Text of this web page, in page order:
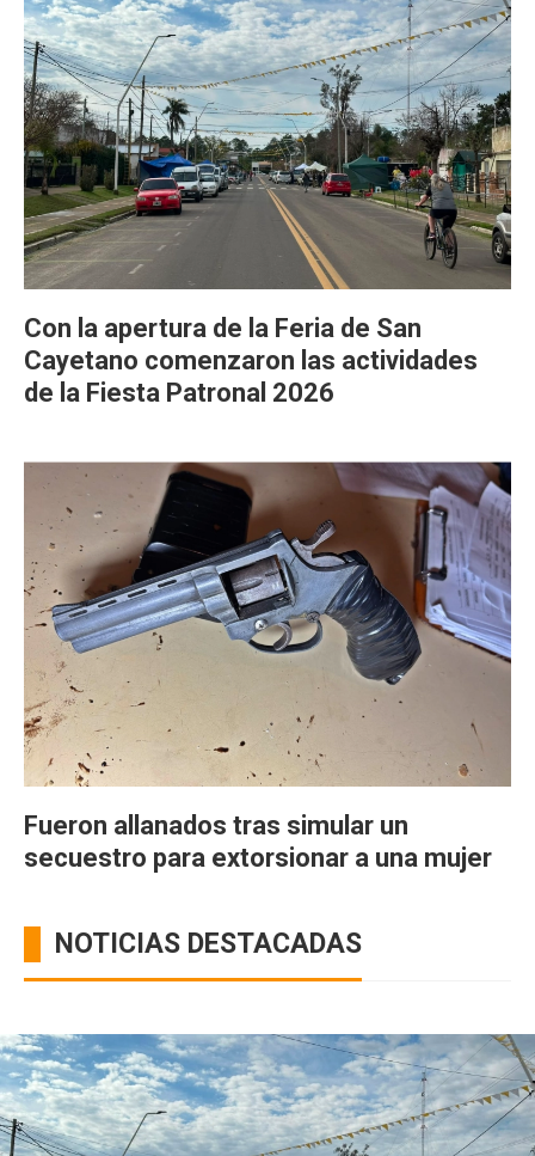
Con la apertura de la Feria de San
Cayetano comenzaron las actividades
de la Fiesta Patronal 2026
Fueron allanados tras simular un
secuestro para extorsionar a una mujer
NOTICIAS DESTACADAS